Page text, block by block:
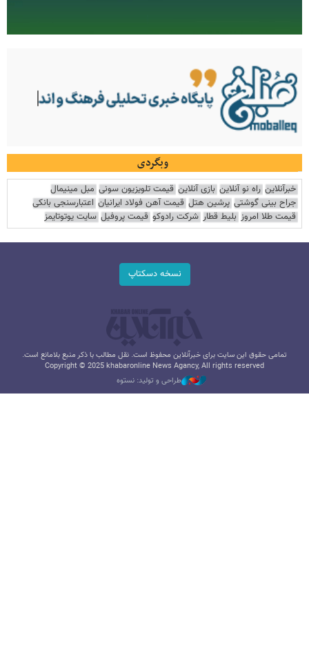
وبگردی
خبرآنلاین راه نو آنلاین بازی آنلاین قیمت تلویزیون سونی مبل مینیمال
جراح بینی گوشتی پرشین هتل قیمت آهن فولاد ایرانیان اعتبارسنجی بانکی
قیمت طلا امروز بلیط قطار شرکت رادوکو قیمت پروفیل سایت یوتوتایمز
نسخه دسکتاپ
تمامی حقوق این سایت برای خبرآنلاین محفوظ است. نقل مطالب با ذکر منبع بلامانع است.
Copyright © 2025 khabaronline News Agancy, All rights reserved
طراحی و تولید: نستوه